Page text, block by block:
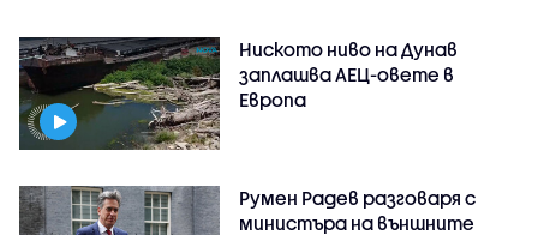
Ниското ниво на Дунав
заплашва АЕЦ-овете в
Европа
Румен Радев разговаря с
министъра на външните